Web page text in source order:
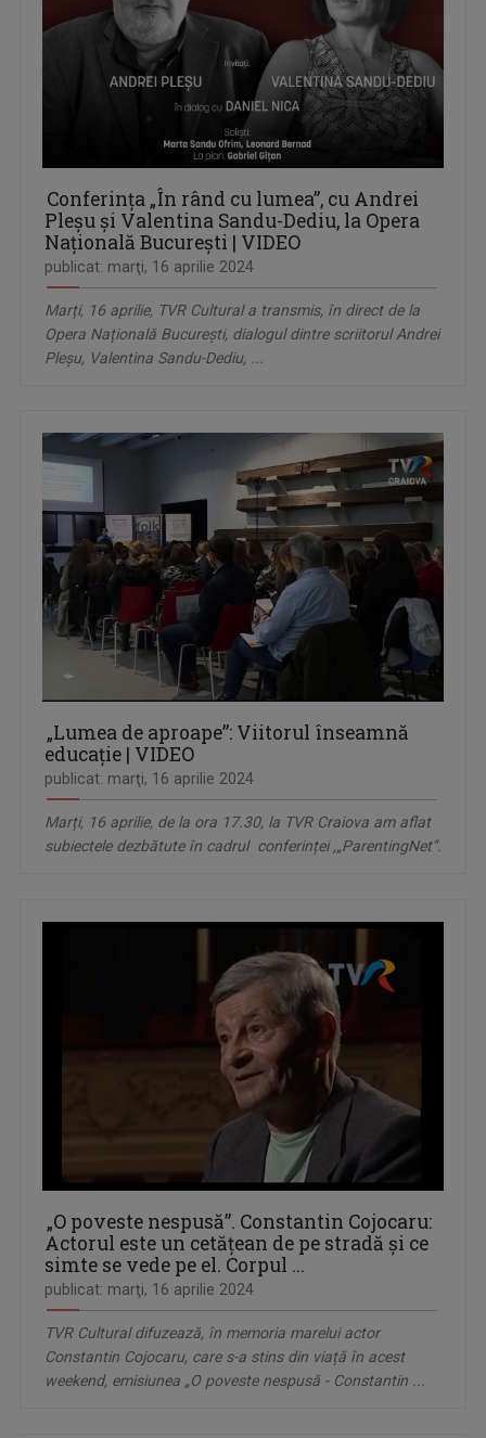
Conferința „În rând cu lumea”, cu Andrei
Pleșu și Valentina Sandu-Dediu, la Opera
Națională București | VIDEO
publicat: marţi, 16 aprilie 2024
Marți, 16 aprilie, TVR Cultural a transmis, în direct de la
Opera Națională București, dialogul dintre scriitorul Andrei
Pleșu, Valentina Sandu-Dediu, ...
„Lumea de aproape”: Viitorul înseamnă
educație | VIDEO
publicat: marţi, 16 aprilie 2024
Marți, 16 aprilie, de la ora 17.30, la TVR Craiova am aflat
subiectele dezbătute în cadrul conferinței ,„ParentingNet”.
„O poveste nespusă”. Constantin Cojocaru:
Actorul este un cetățean de pe stradă și ce
simte se vede pe el. Corpul ...
publicat: marţi, 16 aprilie 2024
TVR Cultural difuzează, în memoria marelui actor
Constantin Cojocaru, care s-a stins din viață în acest
weekend, emisiunea „O poveste nespusă - Constantin ...